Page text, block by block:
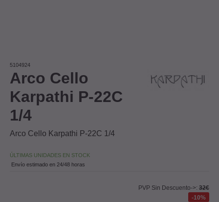
5104924
Arco Cello
Karpathi P-22C
1/4
Arco Cello Karpathi P-22C 1/4
ÚLTIMAS UNIDADES EN STOCK
Envío estimado en 24/48 horas
PVP Sin Descuento->: 32€
10%